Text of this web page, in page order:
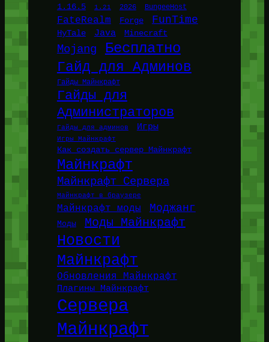
1.16.5 1.21 2026 BungeeHost
FateRealm Forge FunTime
HyTale Java Minecraft
Mojang Бесплатно
Гайд для Админов
Гайды Майнкрафт
Гайды для
Администраторов
Гайды для админов Игры
Игры Майнкрафт
Как создать сервер Майнкрафт
Майнкрафт
Майнкрафт Сервера
Майнкрафт в браузере
Майнкрафт моды Моджанг
Моды Моды Майнкрафт
Новости
Майнкрафт
Обновления Майнкрафт
Плагины Майнкрафт
Сервера
Майнкрафт